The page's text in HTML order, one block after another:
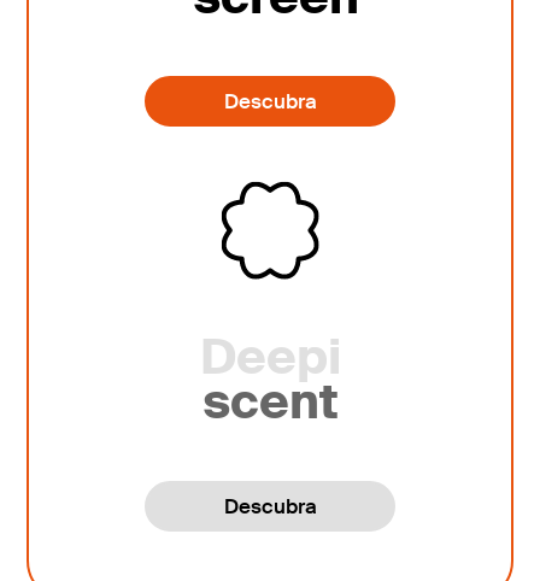
Descubra
Deepi
scent
Descubra